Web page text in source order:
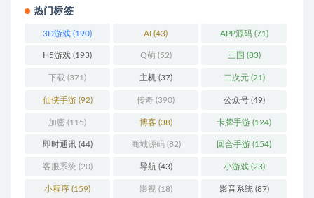
热门标签
3D游戏 (190) AI (43) APP源码(71)
H5游戏 (193) Q萌 (52) 三国 (83)
下载 (371) 主机(37) 二次元(21)
仙侠手游(92) 传奇 (390) 公众号(49)
加密 (115) 博客(38) 卡牌手游 (124)
即时通讯(44) 商城源码(82) 回合手游 (154)
客服系统 (20) 导航(43) 小游戏(23)
小程序 (159) 影视(18) 影音系统 (87)